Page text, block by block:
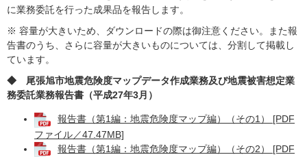
に業務委託を行った成果品を報告します。
​※ 容量が大きいため、ダウンロードの際は御注意ください。また報
告書のうち、さらに容量が大きいものについては、分割して掲載し
ています。
◆ ​尾張旭市地震危険度マップデータ作成業務及び地震被害想定業
務委託業務報告書（平成27年3月）
報告書（第1編：地震危険度マップ編）（その1） [PDF
ファイル／47.47MB]
報告書（第1編：地震危険度マップ編）（その2） [PDF